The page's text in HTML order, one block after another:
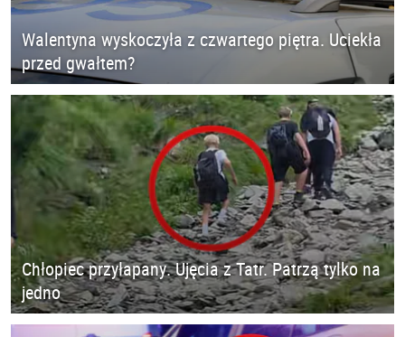
Walentyna wyskoczyła z czwartego piętra. Uciekła
przed gwałtem?
Chłopiec przyłapany. Ujęcia z Tatr. Patrzą tylko na
jedno